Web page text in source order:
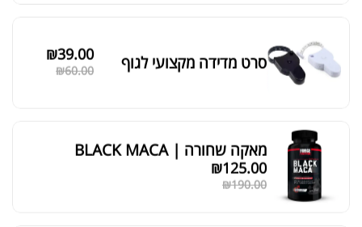
סרט מדידה מקצועי לגוף ₪60.00
₪39.00
מאקה שחורה | BLACK MACA
₪190.00
₪125.00